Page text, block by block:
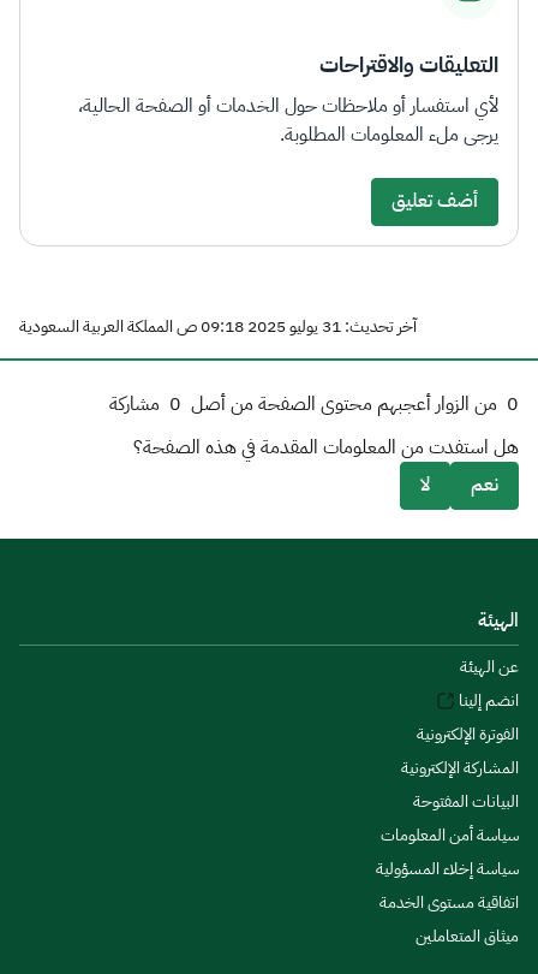
التعليقات والاقتراحات
لأي استفسار أو ملاحظات حول الخدمات أو الصفحة الحالية،
يرجى ملء المعلومات المطلوبة.
أضف تعليق
آخر تحديث: 31 يوليو 2025 09:18 ص المملكة العربية السعودية
0 من الزوار أعجبهم محتوى الصفحة من أصل 0 مشاركة
هل استفدت من المعلومات المقدمة في هذه الصفحة؟
نعم
لا
الهيئة
عن الهيئة
انضم إلينا
الفوترة الإلكترونية
المشاركة الإلكترونية
البيانات المفتوحة
سياسة أمن المعلومات
سياسة إخلاء المسؤولية
اتفاقية مستوى الخدمة
ميثاق المتعاملين